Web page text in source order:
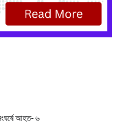
আহত- ৬